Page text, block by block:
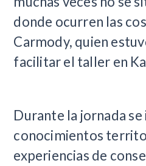
donde ocurren las
Carmody, quien
facilitar el taller en
Durante la jornada
conocimientos
experiencias de